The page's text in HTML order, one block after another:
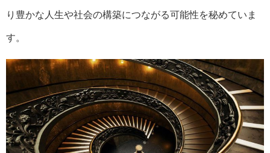
り豊かな人生や社会の構築につながる可能性を秘めていま
す。